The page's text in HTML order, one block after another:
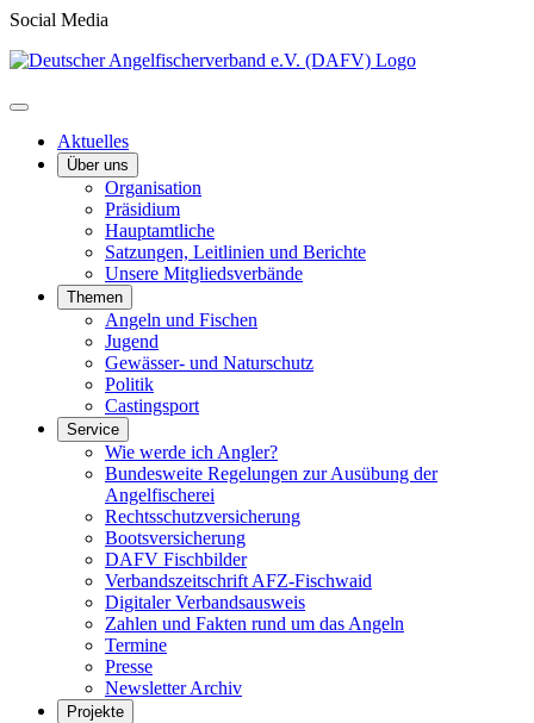
Social Media
Aktuelles
Über uns
Organisation
Präsidium
Hauptamtliche
Satzungen, Leitlinien und Berichte
Unsere Mitgliedsverbände
Themen
Angeln und Fischen
Jugend
Gewässer- und Naturschutz
Politik
Castingsport
Service
Wie werde ich Angler?
Bundesweite Regelungen zur Ausübung der
Angelfischerei
Rechtsschutzversicherung
Bootsversicherung
DAFV Fischbilder
Verbandszeitschrift AFZ-Fischwaid
Digitaler Verbandsausweis
Zahlen und Fakten rund um das Angeln
Termine
Presse
Newsletter Archiv
Projekte